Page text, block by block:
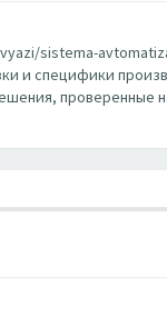
sistema-
и специфики
проверенные